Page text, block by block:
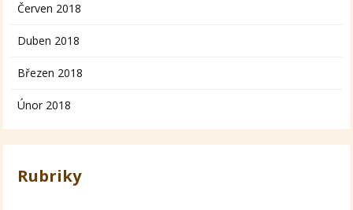
Červen 2018
Duben 2018
Březen 2018
Únor 2018
Rubriky